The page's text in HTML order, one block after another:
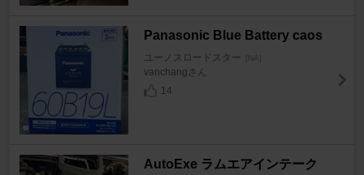
Panasonic Blue Battery caos
ユーノスロードスター [NA]
vanchangさん
14
AutoExe ラムエアインテーク